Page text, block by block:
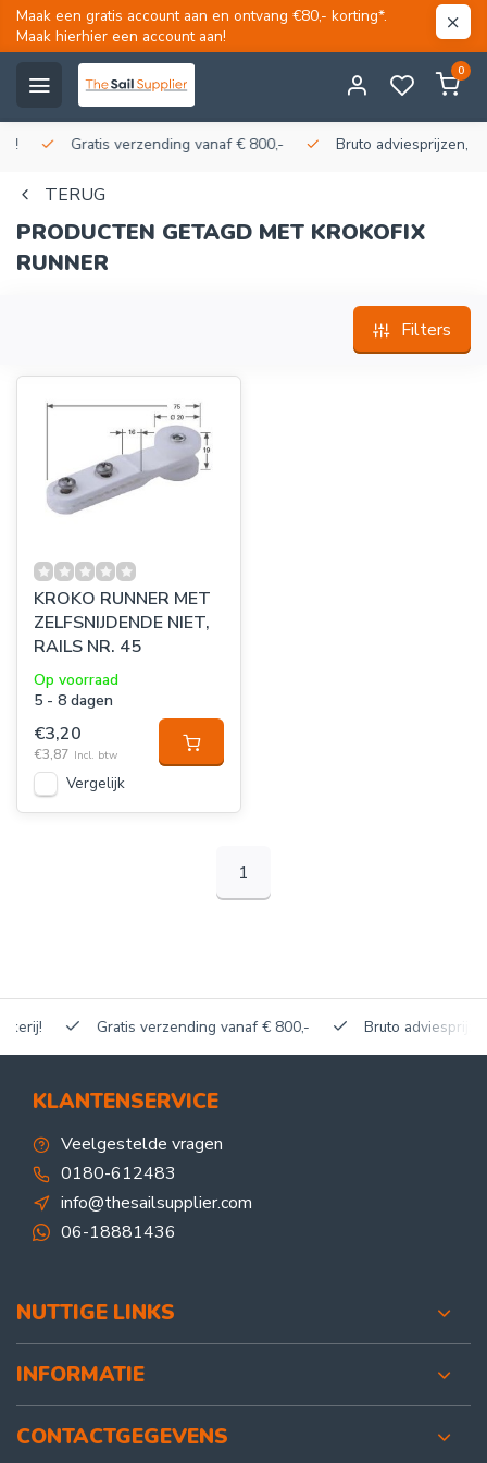
Maak een gratis account aan en ontvang €80,- korting*.
Maak hierhier een account aan!
0
Gratis verzending vanaf € 800,- Bruto adviesprijzen,
TERUG
PRODUCTEN GETAGD MET KROKOFIX
RUNNER
Filters
KROKO RUNNER MET
ZELFSNIJDENDE NIET,
RAILS NR. 45
Op voorraad
5 - 8 dagen
€3,20
€3,87 Incl. btw
Vergelijk
1
Gratis verzending vanaf € 800,- Bruto adviesprijzen,
KLANTENSERVICE
Veelgestelde vragen
0180-612483
info@thesailsupplier.com
06-18881436
NUTTIGE LINKS
INFORMATIE
CONTACTGEGEVENS